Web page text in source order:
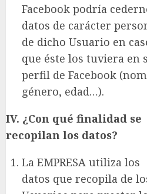
Facebook podría
datos de carácter
de dicho Usuario en
que éste los tuviera en
perfil de Facebook
género, edad…).
IV. ¿Con qué finalidad se
recopilan los datos?
La EMPRESA utiliza los
datos que recopila de